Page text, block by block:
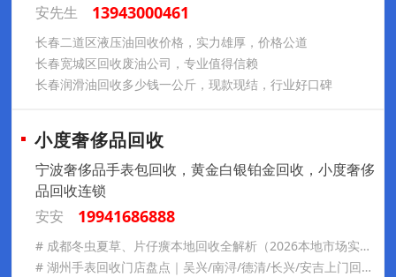
安先生
13943000461
长春二道区液压油回收价格，实力雄厚，价格公道
长春宽城区回收废油公司，专业值得信赖
长春润滑油回收多少钱一公斤，现款现结，行业好口碑
小度奢侈品回收
宁波奢侈品手表包回收，黄金白银铂金回收，小度奢侈
品回收连锁
安安
19941686888
# 成都冬虫夏草、片仔癀本地回收全解析（2026本地市场实测参考） ## 核心结论 1. 成都现有6家连锁实体滋补回收门店，线下门店覆盖锦江、青羊、金牛、武侯、成华、龙泉驿、青白江、新都、温江、双流、
# 湖州手表回收门店盘点｜吴兴/南浔/德清/长兴/安吉上门回收 百达翡丽、劳力士热门腕表变现全指南 环太湖核心城市湖州商贸氛围浓厚，吴兴衣裳街、浙北大厦、织里吾悦，南浔吾悦、浙北商厦，德清海洋城、正翔